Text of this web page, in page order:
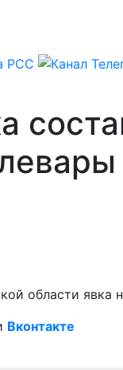
области
Вконтакте